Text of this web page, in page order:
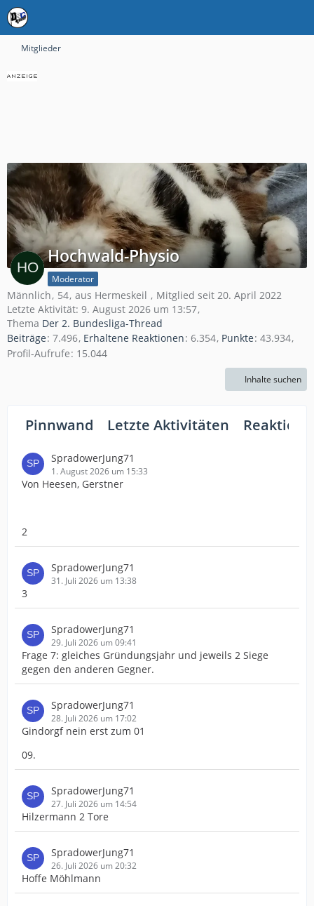
Mitglieder
Hochwald-Physio
Moderator
Männlich 54 aus Hermeskeil
Mitglied seit 20. April 2022
Letzte Aktivität: 9. August 2026 um 13:57
Thema Der 2. Bundesliga-Thread
Beiträge 7.496 Erhaltene Reaktionen 6.354 Punkte 43.934
Profil-Aufrufe 15.044
Inhalte suchen
Pinnwand Letzte Aktivitäten
SpradowerJung71
1. August 2026 um 15:33
Von Heesen, Gerstner
2
SpradowerJung71
31. Juli 2026 um 13:38
3
SpradowerJung71
29. Juli 2026 um 09:41
Frage 7: gleiches Gründungsjahr und jeweils 2 Siege
gegen den anderen Gegner.
SpradowerJung71
28. Juli 2026 um 17:02
Gindorgf nein erst zum 01
09.
SpradowerJung71
27. Juli 2026 um 14:54
Hilzermann 2 Tore
SpradowerJung71
26. Juli 2026 um 20:32
Hoffe Möhlmann